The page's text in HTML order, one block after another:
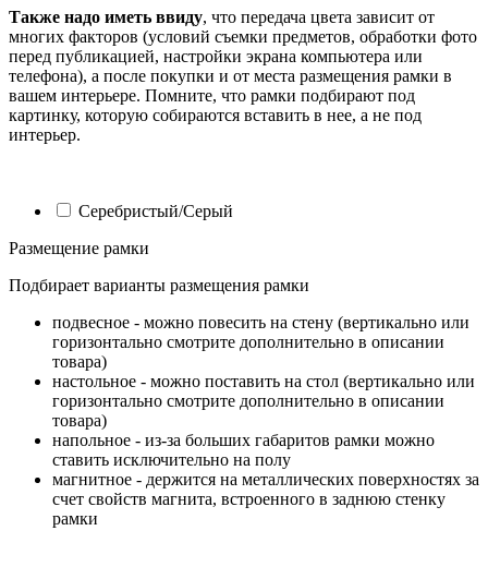
Также надо иметь ввиду, что передача цвета зависит от
многих факторов (условий съемки предметов, обработки фото
перед публикацией, настройки экрана компьютера или
телефона), а после покупки и от места размещения рамки в
вашем интерьере. Помните, что рамки подбирают под
картинку, которую собираются вставить в нее, а не под
интерьер.
Серебристый/Серый
Размещение рамки
Подбирает варианты размещения рамки
подвесное - можно повесить на стену (вертикально или
горизонтально смотрите дополнительно в описании
товара)
настольное - можно поставить на стол (вертикально или
горизонтально смотрите дополнительно в описании
товара)
напольное - из-за больших габаритов рамки можно
ставить исключительно на полу
магнитное - держится на металлических поверхностях за
счет свойств магнита, встроенного в заднюю стенку
рамки